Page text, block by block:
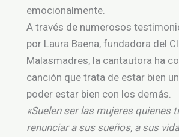
emocionalmente.
A través de numerosos
por Laura Baena, fundadora del
Malasmadres, la cantautora ha
canción que trata de estar bien
poder estar bien con los demás.
«Suelen ser las mujeres quienes
renunciar a sus sueños, a sus